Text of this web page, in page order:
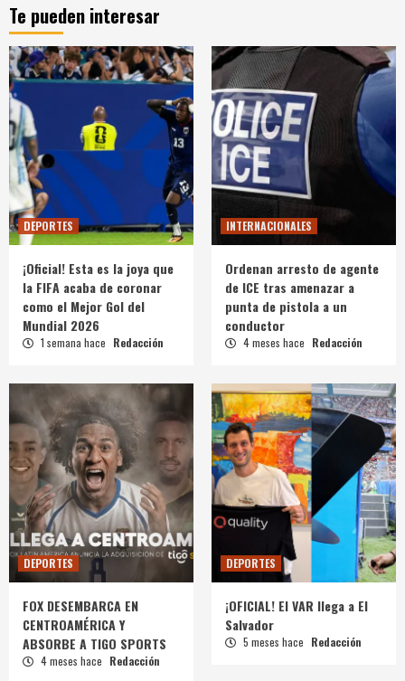
Te pueden interesar
DEPORTES
¡Oficial! Esta es la joya que
la FIFA acaba de coronar
como el Mejor Gol del
Mundial 2026
1 semana hace Redacción
INTERNACIONALES
Ordenan arresto de agente
de ICE tras amenazar a
punta de pistola a un
conductor
4 meses hace Redacción
DEPORTES
FOX DESEMBARCA EN
CENTROAMÉRICA Y
ABSORBE A TIGO SPORTS
4 meses hace Redacción
DEPORTES
¡OFICIAL! El VAR llega a El
Salvador
5 meses hace Redacción